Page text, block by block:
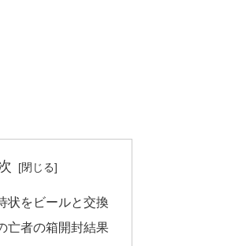
状をビールと交換
亡者の箱開封結果